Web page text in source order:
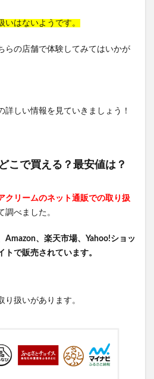
いはないようです。
らの店舗で体験してみてはいかが
詳しい情報を見ていきましょう！
こで買える？最安値は？
クリームのネット通販での取り扱
調べました。
Amazon、楽天市場、Yahoo!ショッ
トで販売されています。
り扱いがあります。